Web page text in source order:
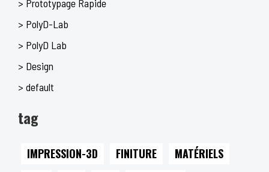
> Prototypage Rapide
> PolyD-Lab
> PolyD Lab
> Design
> default
tag
IMPRESSION-3D FINITURE
MATÉRIELS